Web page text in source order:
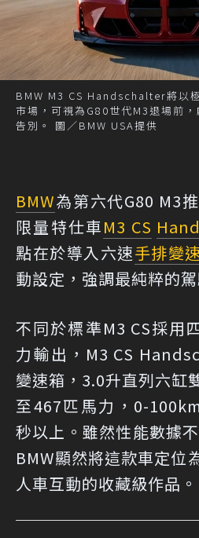
BMW M3 CS Handschalter將以
市場，可視為G80世代M3退場前
告別。 圖／BMW USA提供
BMW為第六代G80 M3
限量特仕車M3 CS
點在於導入六速手排變
動設定，強調最純粹的
不同於標準M3 CS採用
力輸出，M3 CS
變速箱，3.0升直列六缸
至467匹馬力，0-
秒以上。雖然性能數據
BMW顯然將這款車定位
人車互動的收藏級作品。